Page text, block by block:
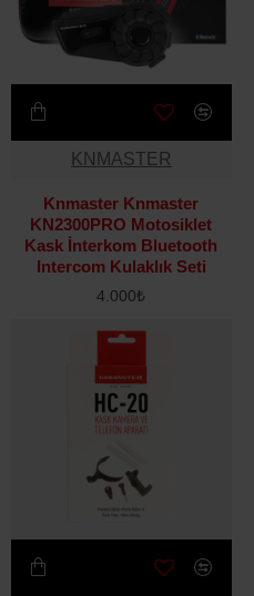
KNMASTER
Knmaster Knmaster
KN2300PRO Motosiklet
Kask İnterkom Bluetooth
Intercom Kulaklık Seti
4.000₺